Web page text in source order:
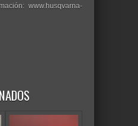
www.husqvarna-